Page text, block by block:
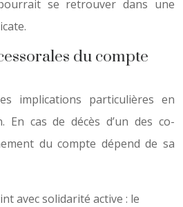
se retrouver dans une
du compte
implications particulières en
En cas de décès d’un des co-
du compte dépend de sa
avec solidarité active : le